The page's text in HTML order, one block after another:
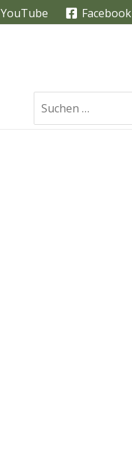
YouTube Facebook
for: